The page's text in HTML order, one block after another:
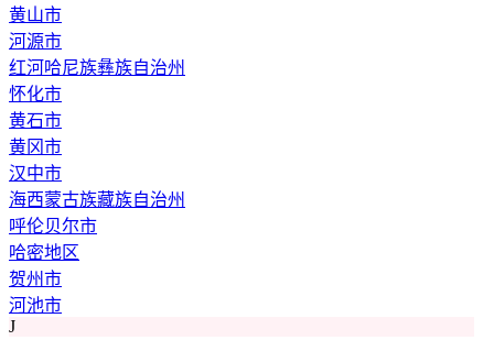
黄山市
河源市
红河哈尼族彝族自治州
怀化市
黄石市
黄冈市
汉中市
海西蒙古族藏族自治州
呼伦贝尔市
哈密地区
贺州市
河池市
J